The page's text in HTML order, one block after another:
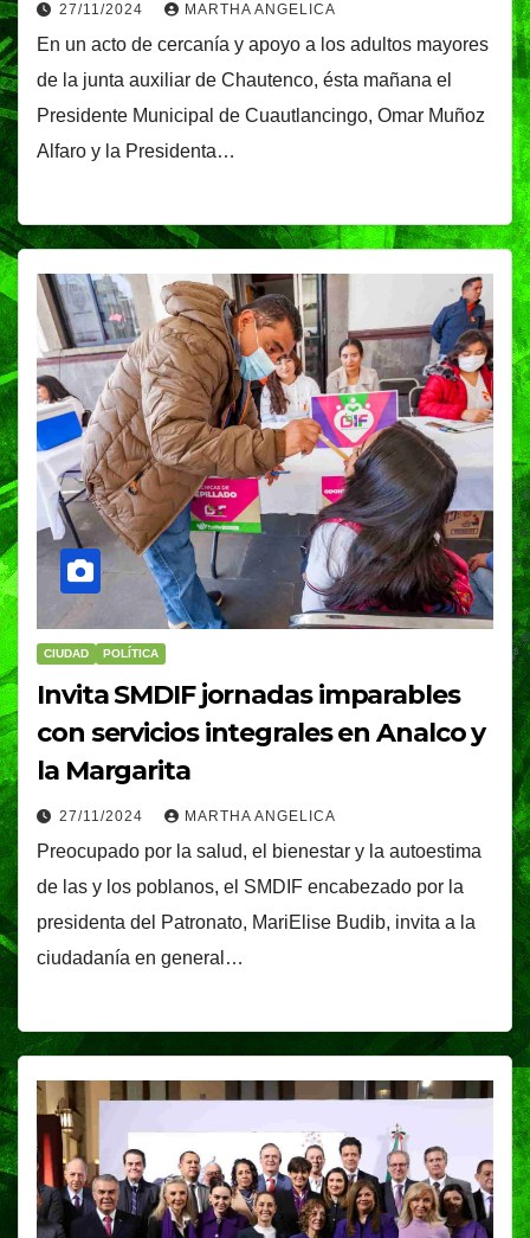
27/11/2024 MARTHA ANGELICA
En un acto de cercanía y apoyo a los adultos mayores
de la junta auxiliar de Chautenco, ésta mañana el
Presidente Municipal de Cuautlancingo, Omar Muñoz
Alfaro y la Presidenta…
CIUDAD POLÍTICA
Invita SMDIF jornadas imparables
con servicios integrales en Analco y
la Margarita
27/11/2024 MARTHA ANGELICA
Preocupado por la salud, el bienestar y la autoestima
de las y los poblanos, el SMDIF encabezado por la
presidenta del Patronato, MariElise Budib, invita a la
ciudadanía en general…